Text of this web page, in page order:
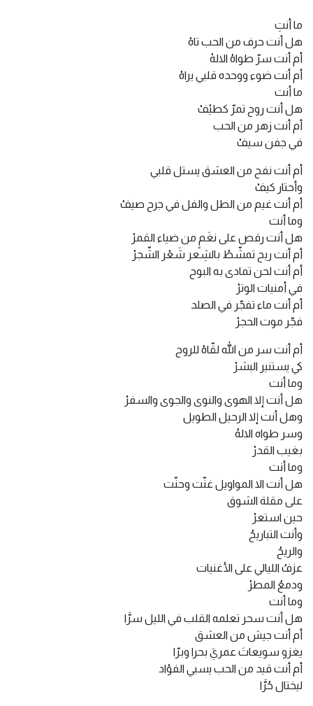
ما أنتِ
هل أنت حرف من الحب تاهْ
أم أنت سرّ طواهُ الالهْ
أم أنت ضوء ووحده قلبي يراهْ
ما أنت
هل أنت روح تمرّ كطيْفْ
أم أنت زهر من الحب
في جفن سيفْ
أم أنت نفح من العشق يستل قلبي
وأحتار كيفْ
أم أنت غيم من الطل والفل في جرح صيفْ
وما أنت
هل أنت رقص على نغَمٍ من ضياء القمرْ
أم أنت ريح تمشّطُ بالشِعر شَعْر الشّجرْ
أم أنت لحن تمادى به البوح
في أمنيات الوترْ
أم أنت ماء تفجّر في الصلد
فجّر موت الحجرْ
أم أنت سر من الله لقّاهُ للروح
كي يستنير البشرْ
وما أنت
هل أنت إلا الهوى والنوى والجوى والسفرْ
وهل أنت إلا الرحيل الطويل
وسر طواه الالهُ
بغيب القدرْ
وما أنت
هل أنت الا المواويل غنّت وحنّت
على مقلة الشوق
حين استعرْ
وأنت التباريحُ
والريحُ
عزفُ الليالي على الأغنيات
ودمعُ المطرْ
وما أنت
هل أنت سحر تعلمه القلب في الليل سرَّا
أم أنت جيش من العشق
يغزو سويعاتَ عمريَ بحرا وبرّا
أم أنت قيد من الحب يسبي الفؤاد
ليختال حُرَّا